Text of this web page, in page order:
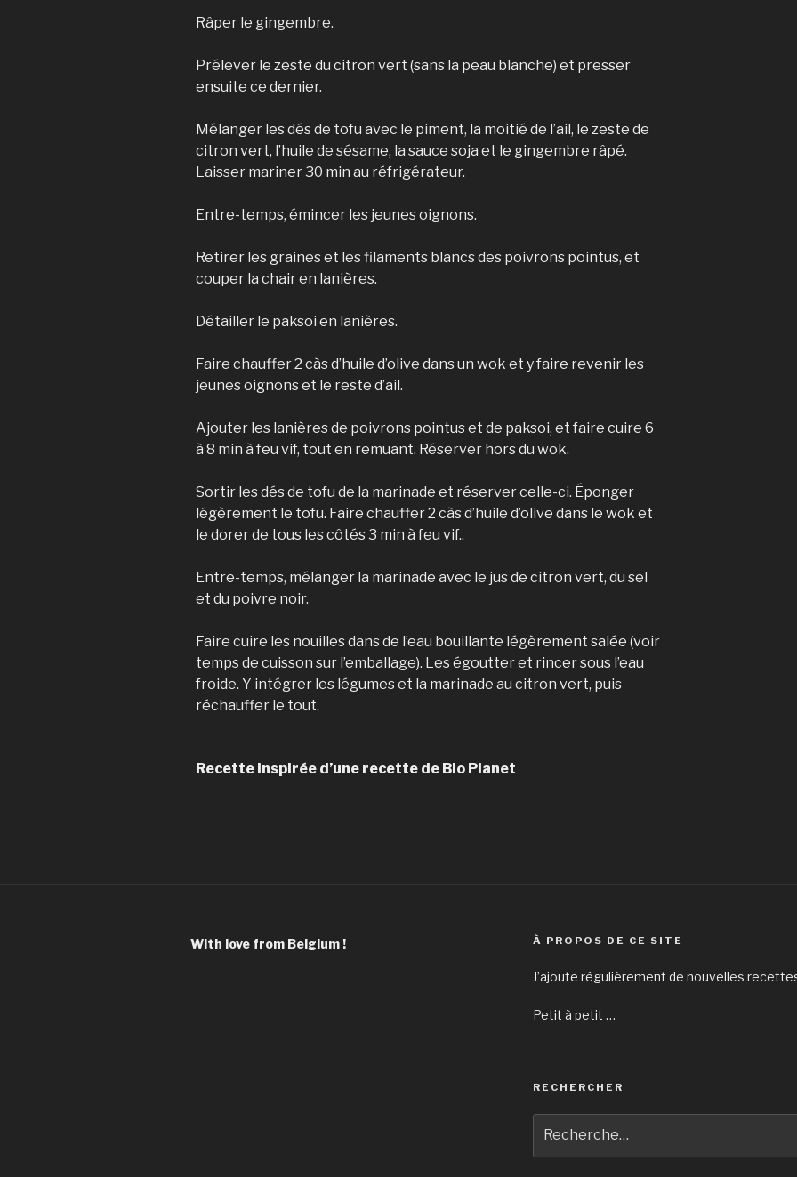
Râper le gingembre.
Prélever le zeste du citron vert (sans la peau blanche) et presser
ensuite ce dernier.
Mélanger les dés de tofu avec le piment, la moitié de l’ail, le zeste de
citron vert, l’huile de sésame, la sauce soja et le gingembre râpé.
Laisser mariner 30 min au réfrigérateur.
Entre-temps, émincer les jeunes oignons.
Retirer les graines et les filaments blancs des poivrons pointus, et
couper la chair en lanières.
Détailler le paksoi en lanières.
Faire chauffer 2 càs d’huile d’olive dans un wok et y faire revenir les
jeunes oignons et le reste d’ail.
Ajouter les lanières de poivrons pointus et de paksoi, et faire cuire 6
à 8 min à feu vif, tout en remuant. Réserver hors du wok.
Sortir les dés de tofu de la marinade et réserver celle-ci. Éponger
légèrement le tofu. Faire chauffer 2 càs d’huile d’olive dans le wok et
le dorer de tous les côtés 3 min à feu vif..
Entre-temps, mélanger la marinade avec le jus de citron vert, du sel
et du poivre noir.
Faire cuire les nouilles dans de l’eau bouillante légèrement salée (voir
temps de cuisson sur l’emballage). Les égoutter et rincer sous l’eau
froide. Y intégrer les légumes et la marinade au citron vert, puis
réchauffer le tout.
Recette inspirée d’une recette de Bio Planet
With love from Belgium ! À PROPOS DE CE SITE
J’ajoute régulièrement de nouvelles
Petit à petit …
RECHERCHER
pour
: